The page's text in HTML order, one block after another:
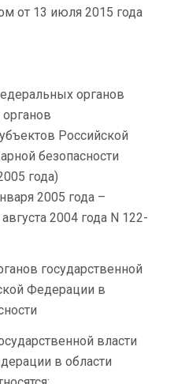
от 13 июля 2015 года
органов
органов
Российской
безопасности
года)
2005 года –
2004 года N 122-
государственной
Федерации в
власти
в области